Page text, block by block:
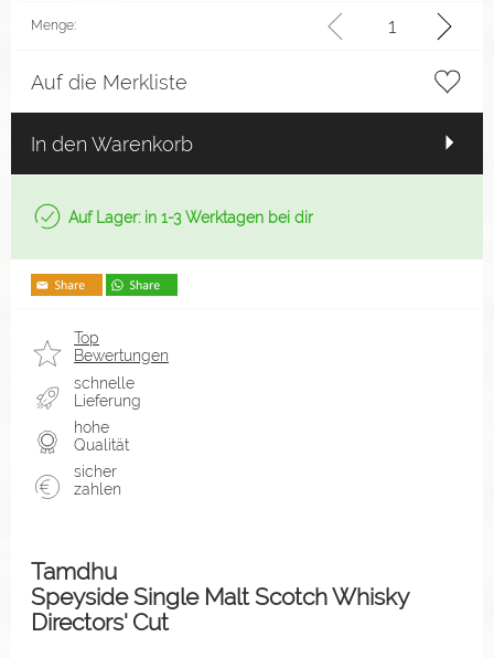
Menge:
Auf die Merkliste
In den Warenkorb
Auf Lager: in 1-3 Werktagen bei dir
Top
Bewertungen
schnelle
Lieferung
hohe
Qualität
sicher
zahlen
Tamdhu
Speyside Single Malt Scotch Whisky
Directors' Cut